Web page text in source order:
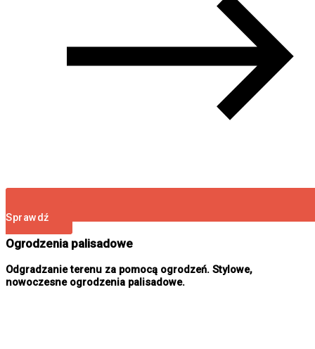
Sprawdź
Ogrodzenia palisadowe
Odgradzanie terenu za pomocą ogrodzeń. Stylowe,
nowoczesne ogrodzenia palisadowe.